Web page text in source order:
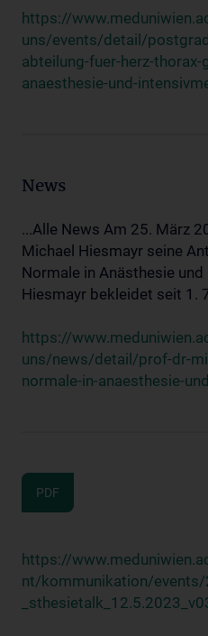
https://
uns/events/detail/
abteilung-fuer-herz-
anaesthesie-und-
News
...Alle News Am 25. März
Michael Hiesmayr seine
Normale in Anästhesie und
Hiesmayr bekleidet seit 1.
https://
uns/news/detail/prof-dr-
normale-in-anaesthesie-
PDF
https://
nt/kommunikation/events/